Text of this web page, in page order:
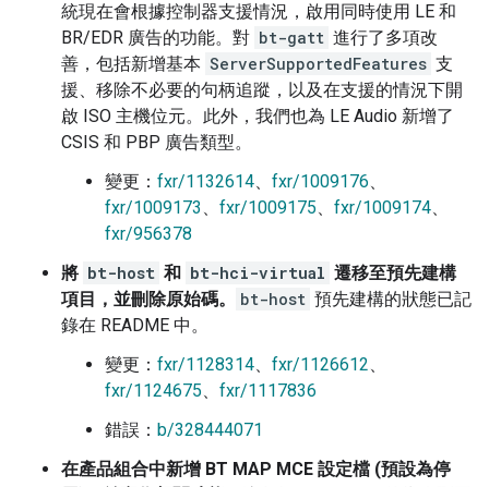
統現在會根據控制器支援情況，啟用同時使用 LE 和
BR/EDR 廣告的功能。對 bt-gatt 進行了多項改
善，包括新增基本 ServerSupportedFeatures 支
援、移除不必要的句柄追蹤，以及在支援的情況下開
啟 ISO 主機位元。此外，我們也為 LE Audio 新增了
CSIS 和 PBP 廣告類型。
變更： fxr/1132614、 fxr/1009176、
fxr/1009173 、 fxr/1009175、 fxr/1009174、
fxr/956378
將 bt-host 和 bt-hci-virtual 遷移至預先建構
項目，並刪除原始碼。
bt-host 預先建構的狀態已記
錄在 README 中。
變更： fxr/1128314、 fxr/1126612、
fxr/1124675、 fxr/1117836
錯誤： b/328444071
在產品組合中新增 BT MAP MCE 設定檔 (預設為停